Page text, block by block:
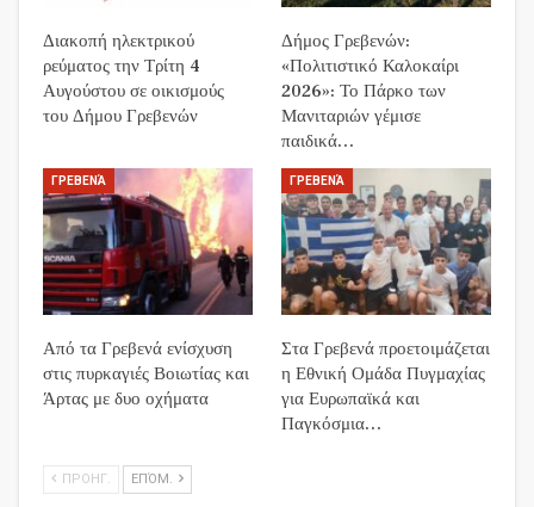
Διακοπή ηλεκτρικού
ρεύματος την Τρίτη 4
Αυγούστου σε οικισμούς
του Δήμου Γρεβενών
Δήμος Γρεβενών:
«Πολιτιστικό Καλοκαίρι
2026»: Το Πάρκο των
Μανιταριών γέμισε
παιδικά…
ΓΡΕΒΕΝΆ
Από τα Γρεβενά ενίσχυση
στις πυρκαγιές Βοιωτίας και
Άρτας με δυο οχήματα
ΓΡΕΒΕΝΆ
Στα Γρεβενά προετοιμάζεται
η Εθνική Ομάδα Πυγμαχίας
για Ευρωπαϊκά και
Παγκόσμια…
ΠΡΟΗΓ. ΕΠΌΜ.